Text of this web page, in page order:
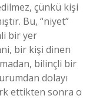
çünkü kişi
Bu, “niyet”
bir yer
bir kişi dinen
bilinçli bir
dolayı
ettikten sonra o